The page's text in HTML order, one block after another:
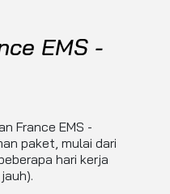
EMS -
France EMS -
paket, mulai dari
hari kerja